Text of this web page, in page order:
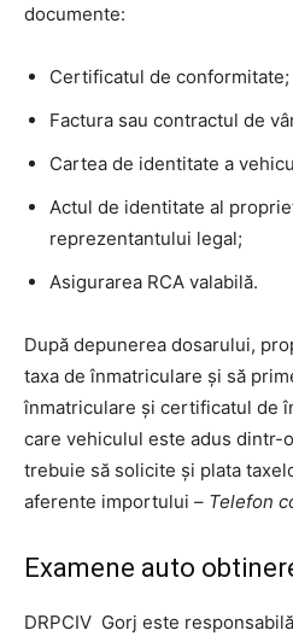
documente:
Certificatul de conformitate;
Factura sau contractul de
Cartea de identitate a
Actul de identitate al
reprezentantului legal;
Asigurarea RCA valabilă.
După depunerea dosarului,
taxa de înmatriculare și să
înmatriculare și certificatul de
care vehiculul este adus dintr-
trebuie să solicite și plata
aferente importului – Telefon
Examene auto
DRPCIV Gorj este